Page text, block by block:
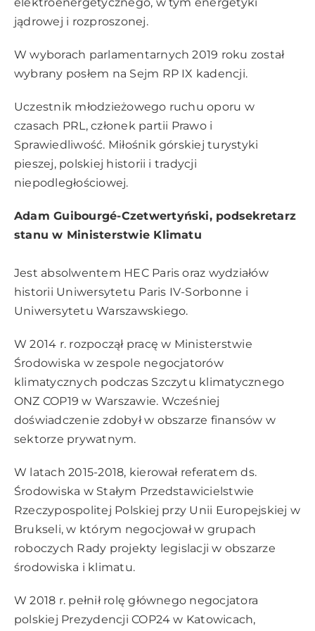
jądrowej i rozproszonej.
W wyborach parlamentarnych 2019 roku został
wybrany posłem na Sejm RP IX kadencji.
Uczestnik młodzieżowego ruchu oporu w
czasach PRL, członek partii Prawo i
Sprawiedliwość. Miłośnik górskiej turystyki
pieszej, polskiej historii i tradycji
niepodległościowej.
Adam Guibourgé-Czetwertyński, podsekretarz
stanu w Ministerstwie Klimatu
Jest absolwentem HEC Paris oraz wydziałów
historii Uniwersytetu Paris IV-Sorbonne i
Uniwersytetu Warszawskiego.
W 2014 r. rozpoczął pracę w Ministerstwie
Środowiska w zespole negocjatorów
klimatycznych podczas Szczytu klimatycznego
ONZ COP19 w Warszawie. Wcześniej
doświadczenie zdobył w obszarze finansów w
sektorze prywatnym.
W latach 2015-2018, kierował referatem ds.
Środowiska w Stałym Przedstawicielstwie
Rzeczypospolitej Polskiej przy Unii Europejskiej w
Brukseli, w którym negocjował w grupach
roboczych Rady projekty legislacji w obszarze
środowiska i klimatu.
W 2018 r. pełnił rolę głównego negocjatora
polskiej Prezydencji COP24 w Katowicach,